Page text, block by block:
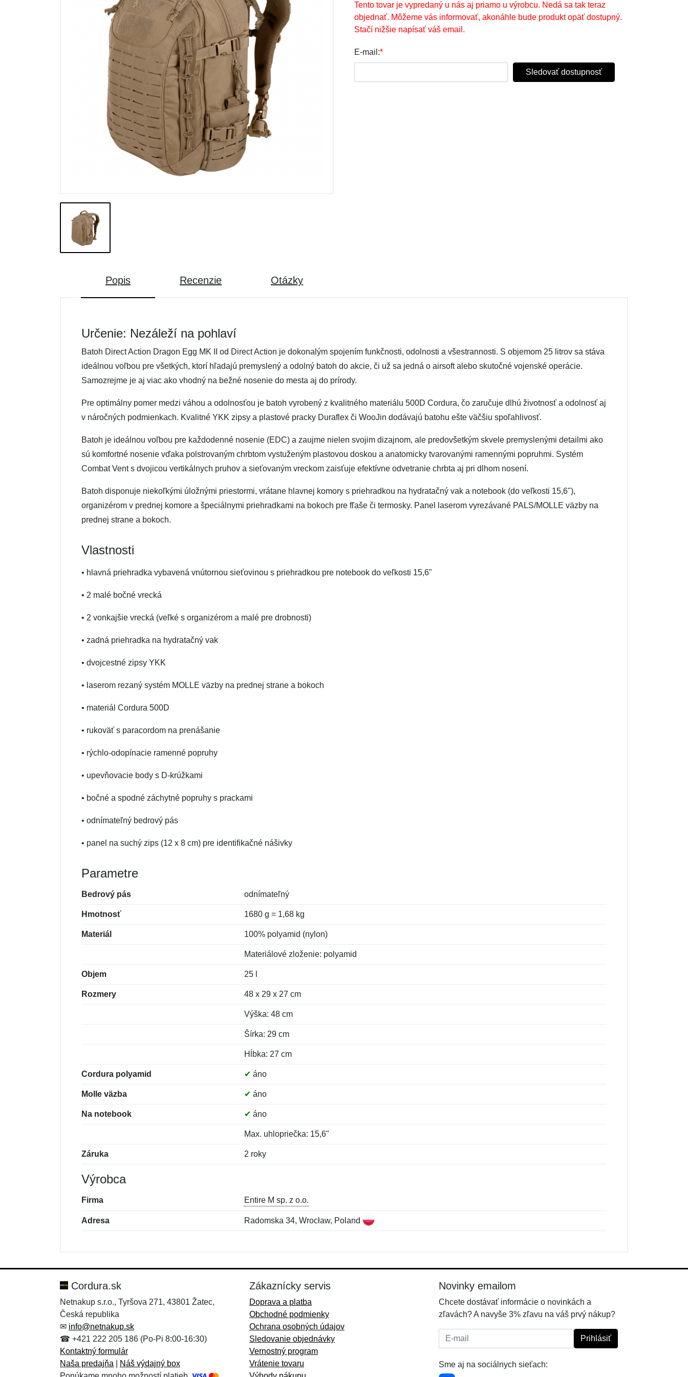
Tento tovar je vypredaný u nás aj priamo u výrobcu. Nedá sa tak teraz
objednať. Môžeme vás informovať, akonáhle bude produkt opäť dostupný.
Stačí nižšie napísať váš email.
E-mail:*
Sledovať dostupnosť
Popis Recenzie Otázky
Určenie: Nezáleží na pohlaví
Batoh Direct Action Dragon Egg MK II od Direct Action je dokonalým spojením funkčnosti, odolnosti a všestrannosti. S objemom 25 litrov sa stáva
ideálnou voľbou pre všetkých, ktorí hľadajú premyslený a odolný batoh do akcie, či už sa jedná o airsoft alebo skutočné vojenské operácie.
Samozrejme je aj viac ako vhodný na bežné nosenie do mesta aj do prírody.
Pre optimálny pomer medzi váhou a odolnosťou je batoh vyrobený z kvalitného materiálu 500D Cordura, čo zaručuje dlhú životnosť a odolnosť aj
v náročných podmienkach. Kvalitné YKK zipsy a plastové pracky Duraflex či WooJin dodávajú batohu ešte väčšiu spoľahlivosť.
Batoh je ideálnou voľbou pre každodenné nosenie (EDC) a zaujme nielen svojim dizajnom, ale predovšetkým skvele premyslenými detailmi ako
sú komfortné nosenie vďaka polstrovaným chrbtom vystuženým plastovou doskou a anatomicky tvarovanými ramennými popruhmi. Systém
Combat Vent s dvojicou vertikálnych pruhov a sieťovaným vreckom zaisťuje efektívne odvetranie chrbta aj pri dlhom nosení.
Batoh disponuje niekoľkými úložnými priestormi, vrátane hlavnej komory s priehradkou na hydratačný vak a notebook (do veľkosti 15,6"),
organizérom v prednej komore a špeciálnymi priehradkami na bokoch pre fľaše či termosky. Panel laserom vyrezávané PALS/MOLLE väzby na
prednej strane a bokoch.
Vlastnosti
• hlavná priehradka vybavená vnútornou sieťovinou s priehradkou pre notebook do veľkosti 15,6"
• 2 malé bočné vrecká
• 2 vonkajšie vrecká (veľké s organizérom a malé pre drobnosti)
• zadná priehradka na hydratačný vak
• dvojcestné zipsy YKK
• laserom rezaný systém MOLLE väzby na prednej strane a bokoch
• materiál Cordura 500D
• rukoväť s paracordom na prenášanie
• rýchlo-odopínacie ramenné popruhy
• upevňovacie body s D-krúžkami
• bočné a spodné záchytné popruhy s prackami
• odnímateľný bedrový pás
• panel na suchý zips (12 x 8 cm) pre identifikačné nášivky
Parametre
Bedrový pás odnímateľný
Hmotnosť 1680 g = 1,68 kg
Materiál 100% polyamid (nylon)
Materiálové zloženie: polyamid
Objem 25 l
Rozmery 48 x 29 x 27 cm
Výška: 48 cm
Šírka: 29 cm
Hĺbka: 27 cm
Cordura polyamid ✔ áno
Molle väzba ✔ áno
Na notebook ✔ áno
Max. uhlopriečka: 15,6"
Záruka 2 roky
Výrobca
Firma Entire M sp. z o.o.
Adresa Radomska 34, Wrocław, Poland
Správa*
Správa*
Cordura.sk
Netnakup s.r.o., Tyršova 271, 43801 Žatec,
Česká republika
✉ info@netnakup.sk
☎ +421 222 205 186 (Po-Pi 8:00-16:30)
Kontaktný formulár
Naša predajňa
Náš výdajný box
Zákaznícky servis
Doprava a platba
Obchodné podmienky
Ochrana osobných údajov
Sledovanie objednávky
Vernostný program
Vrátenie tovaru
Novinky emailom
Chcete dostávať informácie o novinkách a
zľavách? A navyše 3% zľavu na váš prvý nákup?
E-mail: Prihlásiť
Sme aj na sociálnych sieťach: